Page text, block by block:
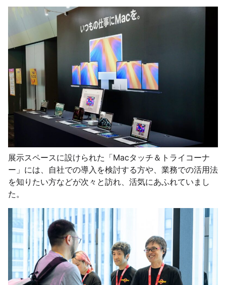
展示スペースに設けられた「Macタッチ＆トライコーナ
ー」には、自社での導入を検討する方や、業務での活用法
を知りたい方などが次々と訪れ、活気にあふれていまし
た。